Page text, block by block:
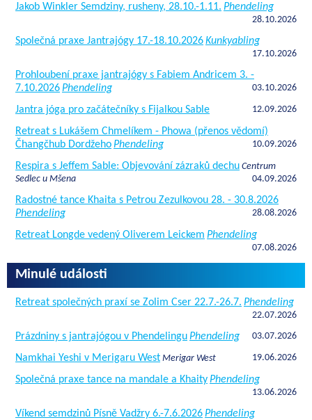
Jakob Winkler Semdziny, rusheny, 28.10.-1.11. Phendeling
28.10.2026
Společná praxe Jantrajógy 17.-18.10.2026Kunkyabling
17.10.2026
Prohloubení praxe jantrajógy s Fabiem Andricem 3. -
7.10.2026Phendeling 03.10.2026
Jantra jóga pro začátečníky s Fijalkou Sable 12.09.2026
Retreat s Lukášem Chmelíkem - Phowa (přenos vědomí)
Čhangčhub DordžehoPhendeling 10.09.2026
Respira s Jeffem Sable: Objevování zázraků dechu Centrum
Sedlec u Mšena
04.09.2026
Radostné tance Khaita s Petrou Zezulkovou 28. - 30.8.2026
Phendeling
28.08.2026
Retreat Longde vedený Oliverem Leickem Phendeling
07.08.2026
Minulé události
Retreat společných praxí se Zolim Cser 22.7.-26.7. Phendeling
22.07.2026
Prázdniny s jantrajógou v PhendelinguPhendeling 03.07.2026
Namkhai Yeshi v Merigaru West Merigar West 19.06.2026
Společná praxe tance na mandale a KhaityPhendeling
13.06.2026
Víkend semdzinů Písně Vadžry 6.-7.6.2026Phendeling